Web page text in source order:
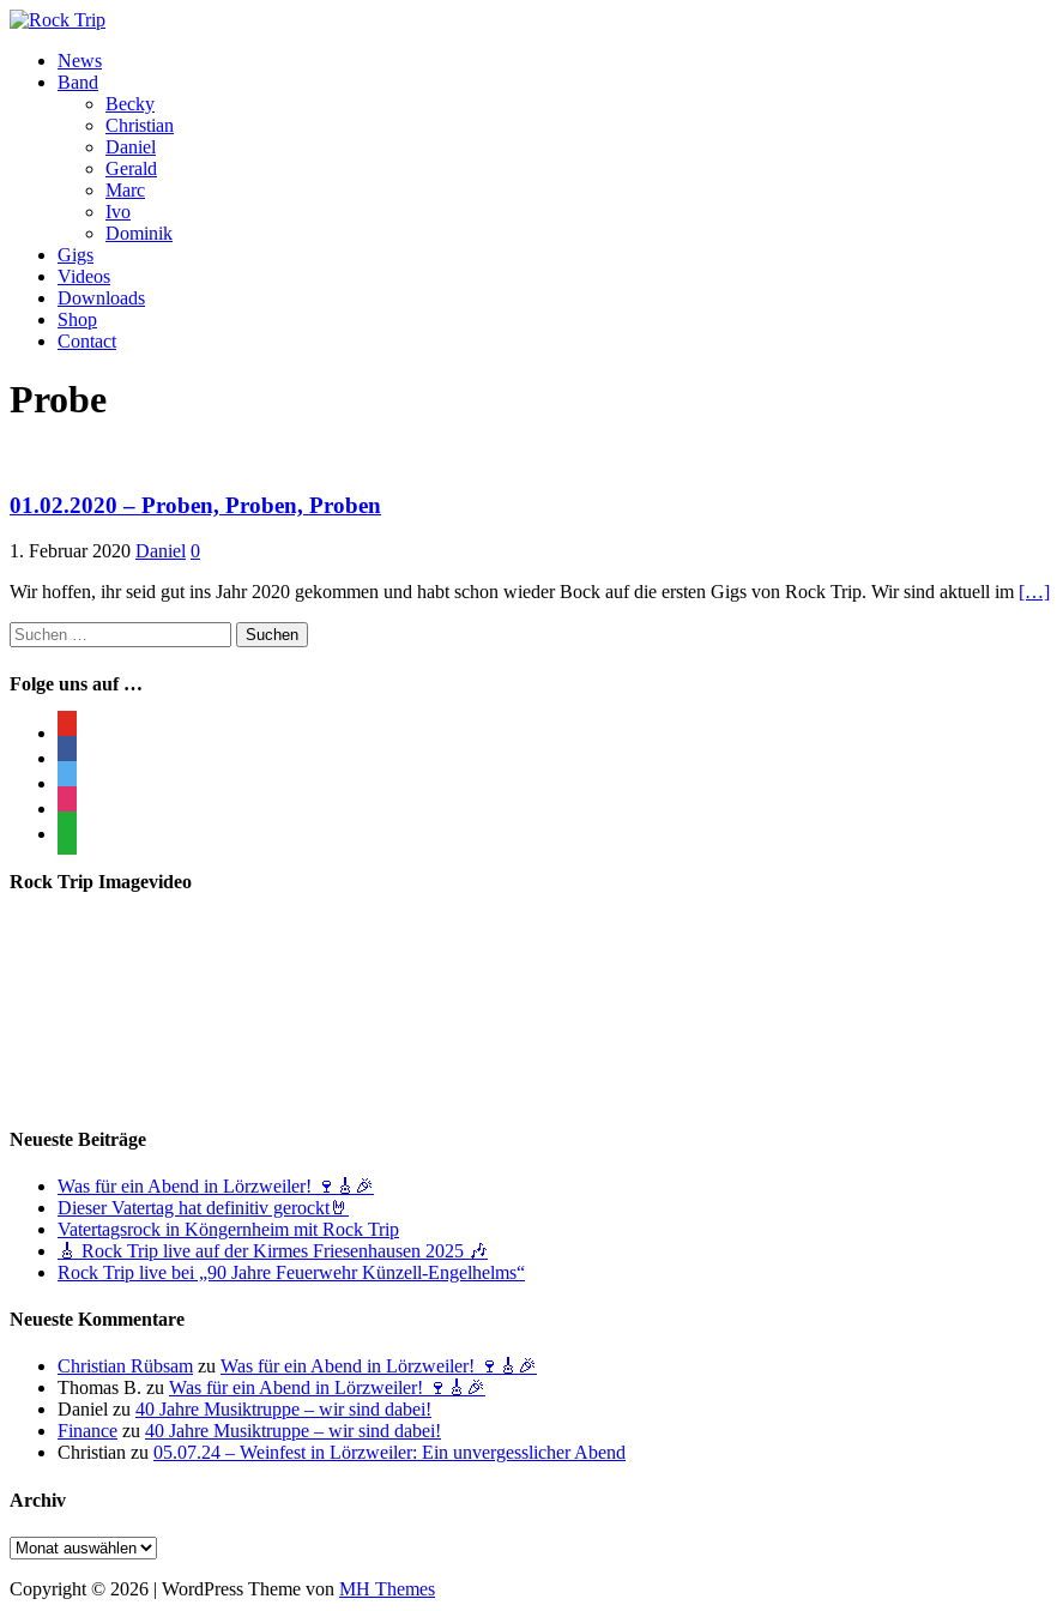
News
Band
Becky
Christian
Daniel
Gerald
Marc
Ivo
Dominik
Gigs
Videos
Downloads
Shop
Contact
Probe
01.02.2020 – Proben, Proben, Proben
1. Februar 2020 Daniel 0
Wir hoffen, ihr seid gut ins Jahr 2020 gekommen und habt schon wieder Bock auf die ersten Gigs von Rock Trip. Wir sind aktuell im […]
Suchen
nach:
Folge uns auf …
Rock Trip Imagevideo
Neueste Beiträge
Was für ein Abend in Lörzweiler! 🍷🎸🎉
Dieser Vatertag hat definitiv gerockt🤘
Vatertagsrock in Köngernheim mit Rock Trip
🎸 Rock Trip live auf der Kirmes Friesenhausen 2025 🎶
Rock Trip live bei „90 Jahre Feuerwehr Künzell-Engelhelms“
Neueste Kommentare
Christian Rübsam zu Was für ein Abend in Lörzweiler! 🍷🎸🎉
Thomas B. zu Was für ein Abend in Lörzweiler! 🍷🎸🎉
Daniel zu 40 Jahre Musiktruppe – wir sind dabei!
Finance zu 40 Jahre Musiktruppe – wir sind dabei!
Christian zu 05.07.24 – Weinfest in Lörzweiler: Ein unvergesslicher Abend
Archiv
Archiv
Copyright © 2026 | WordPress Theme von MH Themes